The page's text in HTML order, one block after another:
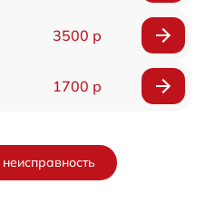
3500 р
1700 р